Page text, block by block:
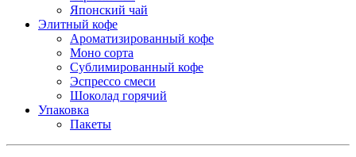
Японский чай
Элитный кофе
Ароматизированный кофе
Моно сорта
Сублимированный кофе
Эспрессо смеси
Шоколад горячий
Упаковка
Пакеты